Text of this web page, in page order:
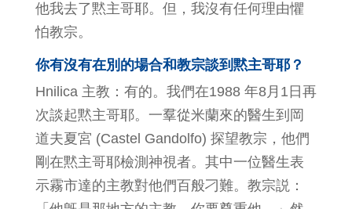
他我去了黙主哥耶。但，我沒有任何理由懼
怕教宗。
你有沒有在別的場合和教宗談到黙主哥耶？
Hnilica 主教：有的。我們在1988 年8月1日再
次談起黙主哥耶。一羣從米蘭來的醫生到岡
道夫夏宮 (Castel Gandolfo) 探望教宗，他們
剛在黙主哥耶檢測神視者。其中一位醫生表
示霧市達的主教對他們百般刁難。教宗説：